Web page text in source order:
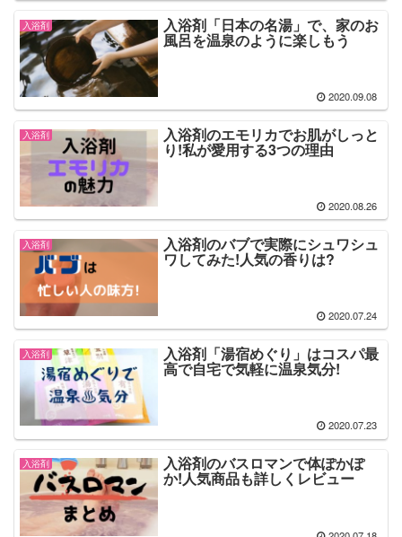
入浴剤 入浴剤「日本の名湯」で、家のお
風呂を温泉のように楽しもう
2020.09.08
入浴剤 入浴剤のエモリカでお肌がしっと
り!私が愛用する3つの理由
2020.08.26
入浴剤 入浴剤のバブで実際にシュワシュ
ワしてみた!人気の香りは?
2020.07.24
入浴剤 入浴剤「湯宿めぐり」はコスパ最
高で自宅で気軽に温泉気分!
2020.07.23
入浴剤 入浴剤のバスロマンで体ぽかぽ
か!人気商品も詳しくレビュー